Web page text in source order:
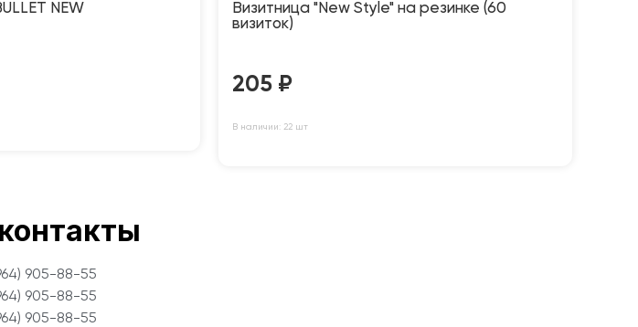
NEW
Визитница "New Style" на резинке (60
визиток)
205 ₽
В наличии: 22 шт
905-88-55
905-88-55
905-88-55